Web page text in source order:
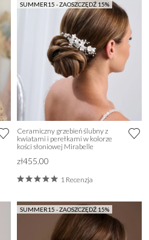
SUMMER15 - ZAOSZCZĘDŹ 15%
Ceramiczny grzebień ślubny z
kwiatami i perełkami w kolorze
kości słoniowej Mirabelle
zł455.00
1 Recenzja
SUMMER15 - ZAOSZCZĘDŹ 15%